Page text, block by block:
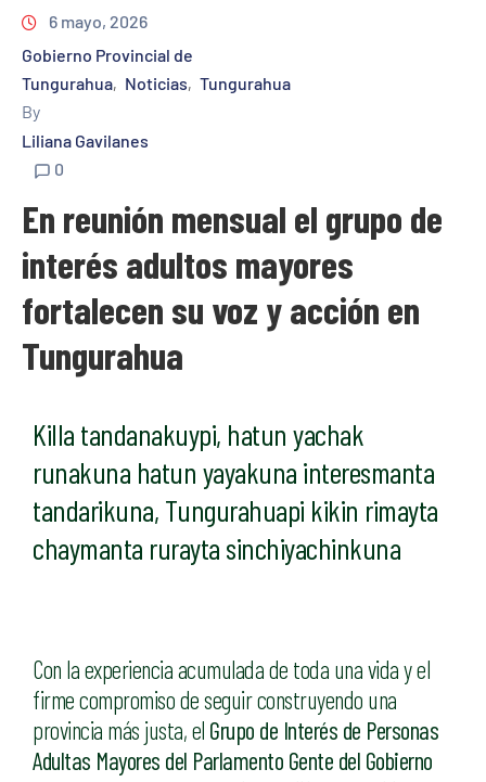
6 mayo, 2026
Gobierno Provincial de
Tungurahua‚ Noticias‚ Tungurahua
By
Liliana Gavilanes
0
En reunión mensual el grupo de
interés adultos mayores
fortalecen su voz y acción en
Tungurahua
Killa tandanakuypi, hatun yachak
runakuna hatun yayakuna interesmanta
tandarikuna, Tungurahuapi kikin rimayta
chaymanta rurayta sinchiyachinkuna
Con la experiencia acumulada de toda una vida y el
firme compromiso de seguir construyendo una
provincia más justa, el Grupo de Interés de Personas
Adultas Mayores del Parlamento Gente del Gobierno